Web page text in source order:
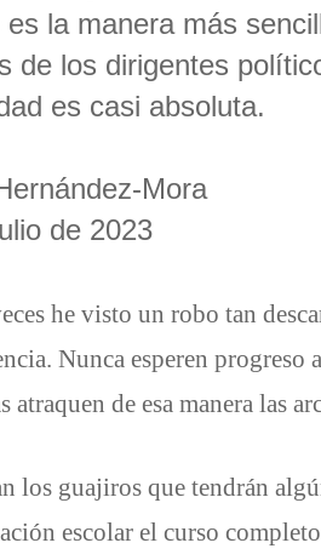
es la manera más
de los dirigentes
es casi absoluta.
Mora
de 2023
he visto un robo tan
Nunca esperen progreso
atraquen de esa manera las
los guajiros que tendrán
escolar el curso